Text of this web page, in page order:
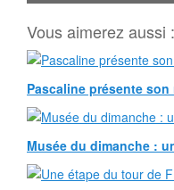
Vous aimerez aussi :
Pascaline présente
Musée du dimanche :